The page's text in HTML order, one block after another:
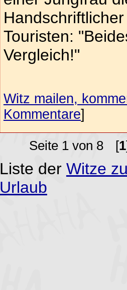
Touristen:
Vergleich!"
Witz mailen,
Kommentare]
Seite 1 von 8 [1
Liste der Witze
Urlaub